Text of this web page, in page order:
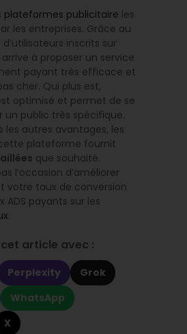
plateformes publicitaire les
les entreprises. Grâce au
inscrits sur
à proposer un service
payant très efficace et
cher. Qui plus est,
optimisé et permet de se
un public très spécifique.
les autres avantages, les
plateforme fournit
que souhaité.
l’occasion d’améliorer
votre taux de conversion
ADS payants sur les
.
article avec :
Perplexity
Grok
WhatsApp
X